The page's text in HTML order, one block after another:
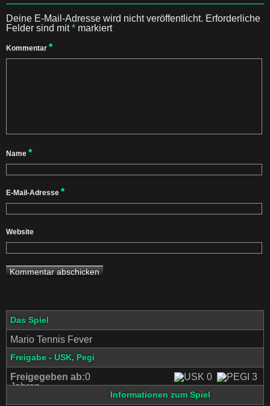
Deine E-Mail-Adresse wird nicht veröffentlicht. Erforderliche
Felder sind mit* markiert
Kommentar *
Name *
E-Mail-Adresse *
Website
Das Spiel
Mario Tennis Fever
Freigabe - USK, Pegi
Freigegeben ab:0
Jahren
Informationen zum Spiel